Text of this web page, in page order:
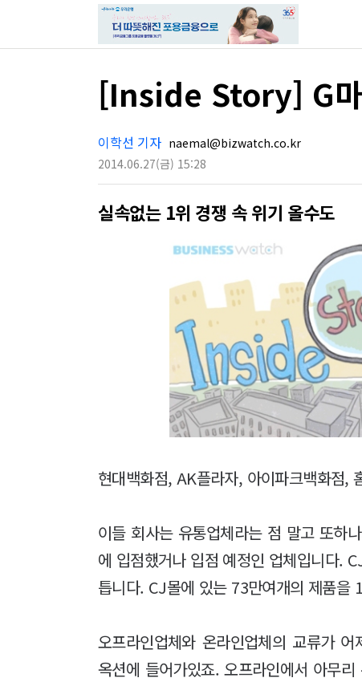
[Inside Story] G마
이학선 기자 naemal@bizwatch.co.kr
2014.06.27(금) 15:28
실속없는 1위 경쟁 속 위기 올수도
현대백화점, AK플라자, 아이파크백화점,
이들 회사는 유통업체라는 점 말고 또하
에 입점했거나 입점 예정인 업체입니다.
틉니다. CJ몰에 있는 73만여개의 제품을
오프라인업체와 온라인업체의 교류가
옥션에 들어가있죠. 오프라인에서 아무